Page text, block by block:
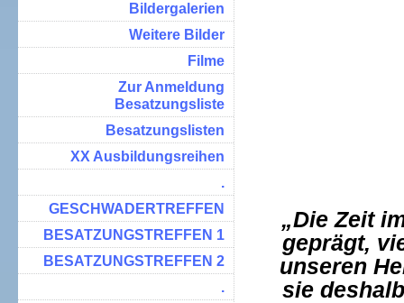
„Die Zeit
geprägt,
unseren
sie
Bildergalerien
Weitere Bilder
Filme
Zur Anmeldung
Besatzungsliste
Besatzungslisten
XX Ausbildungsreihen
.
GESCHWADERTREFFEN
BESATZUNGSTREFFEN 1
BESATZUNGSTREFFEN 2
.